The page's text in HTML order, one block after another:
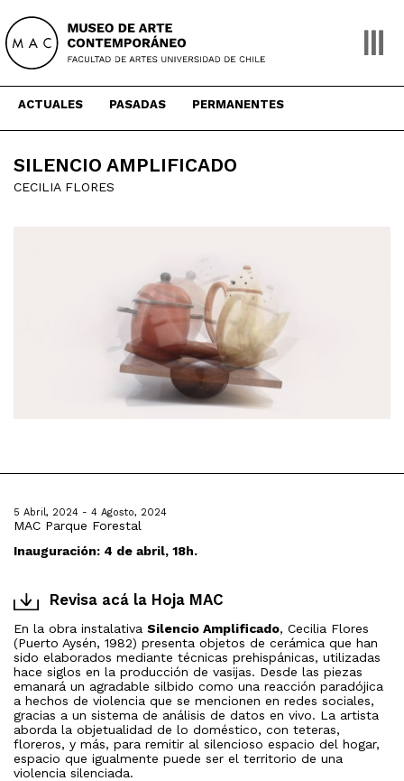
content
ACTUALES PASADAS PERMANENTES
SILENCIO AMPLIFICADO
CECILIA FLORES
5 Abril, 2024 - 4 Agosto, 2024
MAC Parque Forestal
Inauguración: 4 de abril, 18h.
Revisa acá la Hoja MAC
En la obra instalativa Silencio Amplificado, Cecilia Flores
(Puerto Aysén, 1982) presenta objetos de cerámica que han
sido elaborados mediante técnicas prehispánicas, utilizadas
hace siglos en la producción de vasijas. Desde las piezas
emanará un agradable silbido como una reacción paradójica
a hechos de violencia que se mencionen en redes sociales,
gracias a un sistema de análisis de datos en vivo. La artista
aborda la objetualidad de lo doméstico, con teteras,
floreros, y más, para remitir al silencioso espacio del hogar,
espacio que igualmente puede ser el territorio de una
violencia silenciada.